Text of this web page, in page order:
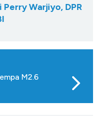
Warjiyo, DPR
M2.6